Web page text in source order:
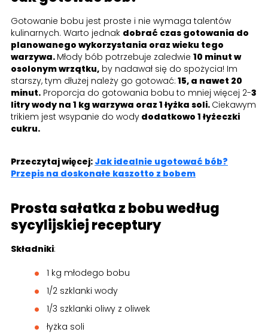
Gotowanie bobu jest proste i nie wymaga talentów
kulinarnych. Warto jednak dobrać czas gotowania do
planowanego wykorzystania oraz wieku tego
warzywa. Młody bób potrzebuje zaledwie 10 minut w
osolonym wrzątku, by nadawał się do spożycia! Im
starszy, tym dłużej należy go gotować: 15, a nawet 20
minut. Proporcja do gotowania bobu to mniej więcej 2-3
litry wody na 1 kg warzywa oraz 1 łyżka soli. Ciekawym
trikiem jest wsypanie do wody dodatkowo 1 łyżeczki
cukru.
Przeczytaj więcej: Jak idealnie ugotować bób?
Przepis na doskonałe kaszotto z bobem
Prosta sałatka z bobu według
sycylijskiej receptury
Składniki:
1 kg młodego bobu
1/2 szklanki wody
1/3 szklanki oliwy z oliwek
łyżka soli